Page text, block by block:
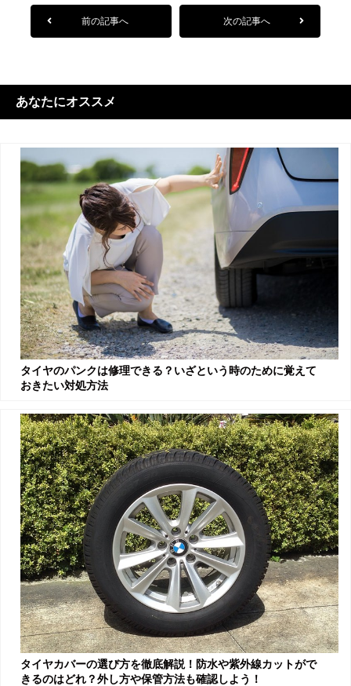
前の記事へ 次の記事へ
あなたにオススメ
タイヤのパンクは修理できる？いざという時のために覚えて
おきたい対処方法
タイヤカバーの選び方を徹底解説！防水や紫外線カットがで
きるのはどれ？外し方や保管方法も確認しよう！